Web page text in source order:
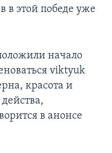
в этой победе уже
начало
viktyuk
красота и
в анонсе